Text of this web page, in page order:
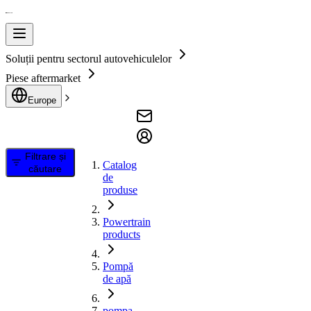
Soluții pentru sectorul autovehiculelor
Piese aftermarket
Europe
Filtrare și
căutare
Catalog
de
produse
Powertrain
products
Pompă
de apă